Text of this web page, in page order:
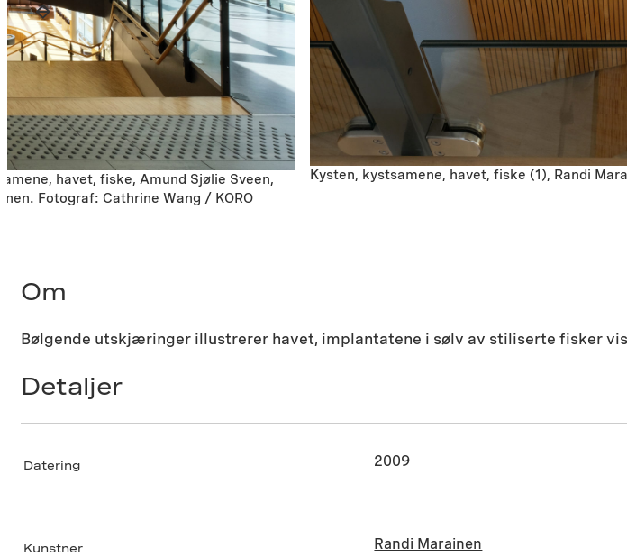
havet, fiske, Amund Sjølie Sveen,
Fotograf: Cathrine Wang / KORO
Kysten, kystsamene, havet, fiske (1), Randi
Om
Bølgende utskjæringer illustrerer havet, implantatene i sølv av stiliserte fisker
Detaljer
Datering 2009
Kunstner Randi Marainen